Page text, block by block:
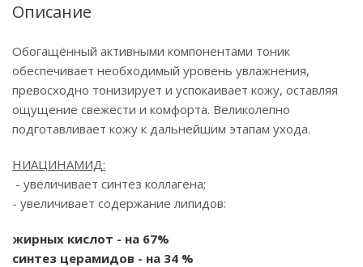
Описание
Обогащённый активными компонентами тоник
обеспечивает необходимый уровень увлажнения,
превосходно тонизирует и успокаивает кожу, оставляя
ощущение свежести и комфорта. Великолепно
подготавливает кожу к дальнейшим этапам ухода.
НИАЦИНАМИД:
- увеличивает синтез коллагена;
- увеличивает содержание липидов:
жирных кислот - на 67%
синтез церамидов - на 34 %